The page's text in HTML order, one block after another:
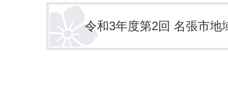
防災・防犯・消防・行方不明
予防接種
被災者支援
設
市の人事・職員採用
観光業
令和3年度第2回 名張市